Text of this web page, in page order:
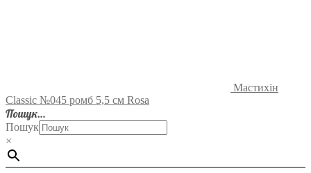
Мастихін
Classic №045 ромб 5,5 см Rosa
Пошук…
Пошук
×